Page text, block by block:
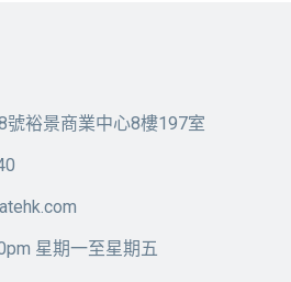
號裕景商業中心8樓197室
星期一至星期五